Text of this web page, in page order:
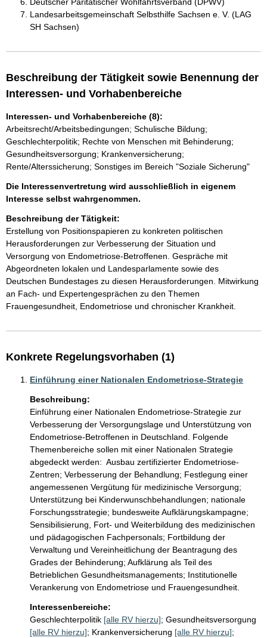
Landesarbeitsgemeinschaft Selbsthilfe Sachsen e. V. (LAG
SH Sachsen)
Beschreibung der Tätigkeit sowie Benennung der
Interessen- und Vorhabenbereiche
Interessen- und Vorhabenbereiche (8):
Arbeitsrecht/Arbeitsbedingungen; Schulische Bildung;
Geschlechterpolitik; Rechte von Menschen mit Behinderung;
Gesundheitsversorgung; Krankenversicherung;
Rente/Alterssicherung; Sonstiges im Bereich "Soziale Sicherung"
Die Interessenvertretung wird ausschließlich in eigenem
Interesse selbst wahrgenommen.
Beschreibung der Tätigkeit:
Erstellung von Positionspapieren zu konkreten politischen
Herausforderungen zur Verbesserung der Situation und
Versorgung von Endometriose-Betroffenen. Gespräche mit
Abgeordneten lokalen und Landesparlamente sowie des
Deutschen Bundestages zu diesen Herausforderungen. Mitwirkung
an Fach- und Expertengesprächen zu den Themen
Frauengesundheit, Endometriose und chronischer Krankheit.
Konkrete Regelungsvorhaben (1)
Einführung einer Nationalen Endometriose-Strategie
Beschreibung:
Einführung einer Nationalen Endometriose-Strategie zur
Verbesserung der Versorgungslage und Unterstützung von
Endometriose-Betroffenen in Deutschland. Folgende
Themenbereiche sollen mit einer Nationalen Strategie
abgedeckt werden:  Ausbau zertifizierter Endometriose-
Zentren; Verbesserung der Behandlung; Festlegung einer
angemessenen Vergütung für medizinische Versorgung;
Unterstützung bei Kinderwunschbehandlungen; nationale
Forschungsstrategie; bundesweite Aufklärungskampagne;
Sensibilisierung, Fort- und Weiterbildung des medizinischen
und pädagogischen Fachpersonals; Fortbildung der
Verwaltung und Vereinheitlichung der Beantragung des
Grades der Behinderung; Aufklärung als Teil des
Betrieblichen Gesundheitsmanagements; Institutionelle
Verankerung von Endometriose und Frauengesundheit.
Interessenbereiche:
Geschlechterpolitik [alle RV hierzu]; Gesundheitsversorgung
[alle RV hierzu]; Krankenversicherung [alle RV hierzu];